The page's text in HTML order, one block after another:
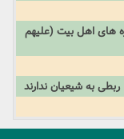
های اهل بیت (علیهم
به شیعیان ندارند